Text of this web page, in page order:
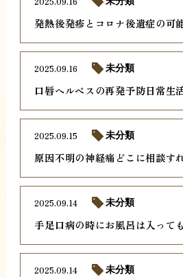
発熱後発疹とコロナ後遺症の可
口唇ヘルペスの再発予防日常生
2025.09.16 未分類
原因不明の神経痛どこに相談す
2025.09.15 未分類
手足口病の時にお風呂は入って
2025.09.14 未分類
2025.09.14 未分類